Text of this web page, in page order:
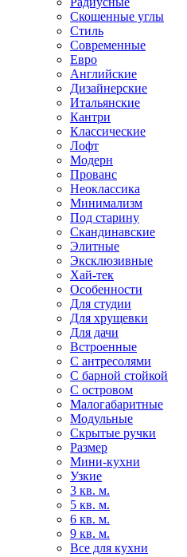
Скошенные углы
Стиль
Современные
Евро
Английские
Дизайнерские
Итальянские
Кантри
Классические
Лофт
Модерн
Прованс
Неоклассика
Минимализм
Под старину
Скандинавские
Элитные
Эксклюзивные
Хай-тек
Особенности
Для студии
Для хрущевки
Для дачи
Встроенные
С антресолями
С барной стойкой
С островом
Малогабаритные
Модульные
Скрытые ручки
Размер
Мини-кухни
Узкие
3 кв. м.
5 кв. м.
6 кв. м.
9 кв. м.
Все для кухни